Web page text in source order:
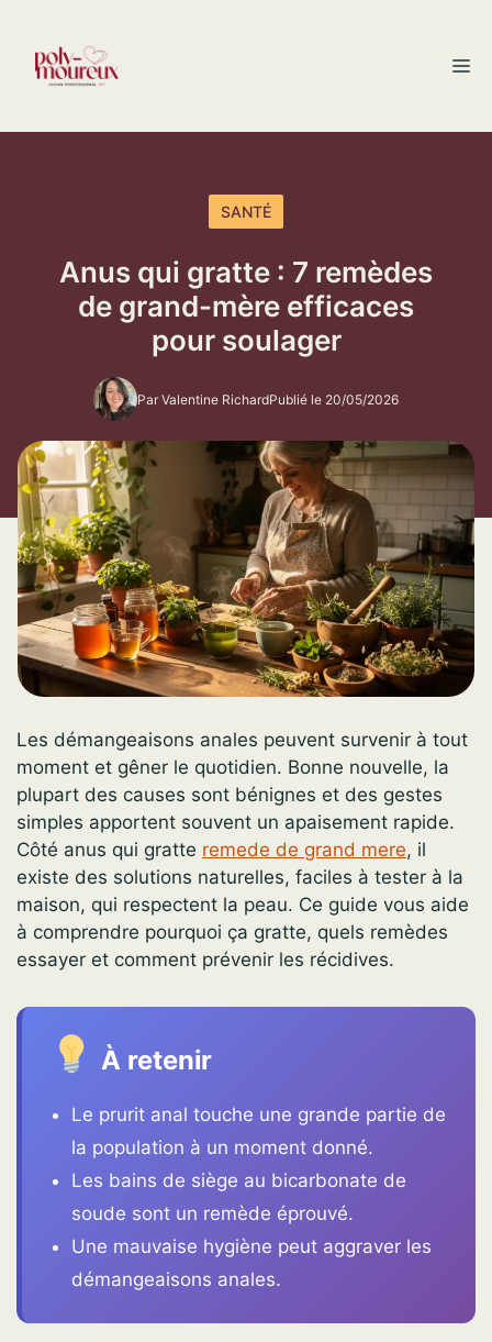
contenu
SANTÉ
Anus qui gratte : 7 remèdes
de grand-mère efficaces
pour soulager
Par Valentine RichardPublié le 20/05/2026
Les démangeaisons anales peuvent survenir à tout
moment et gêner le quotidien. Bonne nouvelle, la
plupart des causes sont bénignes et des gestes
simples apportent souvent un apaisement rapide.
Côté anus qui gratte remede de grand mere, il
existe des solutions naturelles, faciles à tester à la
maison, qui respectent la peau. Ce guide vous aide
à comprendre pourquoi ça gratte, quels remèdes
essayer et comment prévenir les récidives.
À retenir
Le prurit anal touche une grande partie de
la population à un moment donné.
Les bains de siège au bicarbonate de
soude sont un remède éprouvé.
Une mauvaise hygiène peut aggraver les
démangeaisons anales.